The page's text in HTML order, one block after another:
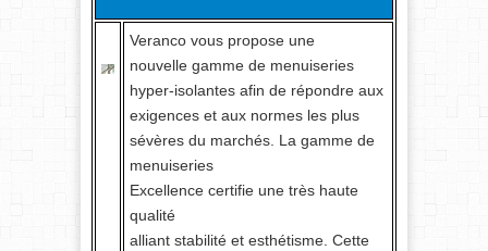
Veranco vous propose une
nouvelle gamme de menuiseries
hyper-isolantes afin de répondre aux
exigences et aux normes les plus
sévères du marchés. La gamme de
menuiseries
Excellence certifie une très haute
qualité
alliant stabilité et esthétisme. Cette